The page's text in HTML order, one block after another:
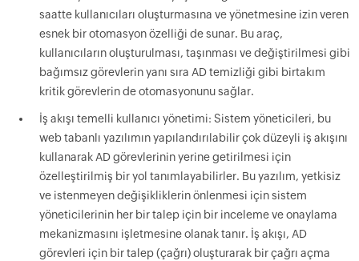
saatte kullanıcıları oluşturmasına ve yönetmesine izin veren
esnek bir otomasyon özelliği de sunar. Bu araç,
kullanıcıların oluşturulması, taşınması ve değiştirilmesi gibi
bağımsız görevlerin yanı sıra AD temizliği gibi birtakım
kritik görevlerin de otomasyonunu sağlar.
İş akışı temelli kullanıcı yönetimi: Sistem yöneticileri, bu
web tabanlı yazılımın yapılandırılabilir çok düzeyli iş akışını
kullanarak AD görevlerinin yerine getirilmesi için
özelleştirilmiş bir yol tanımlayabilirler. Bu yazılım, yetkisiz
ve istenmeyen değişikliklerin önlenmesi için sistem
yöneticilerinin her bir talep için bir inceleme ve onaylama
mekanizmasını işletmesine olanak tanır. İş akışı, AD
görevleri için bir talep (çağrı) oluşturarak bir çağrı açma